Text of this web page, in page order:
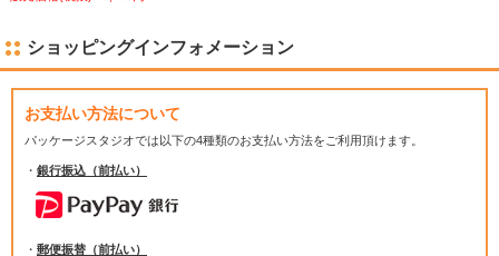
ショッピングインフォメーション
お支払い方法について
パッケージスタジオでは以下の4種類のお支払い方法をご利用頂けます。
・ 銀行振込（前払い）
・ 郵便振替（前払い）